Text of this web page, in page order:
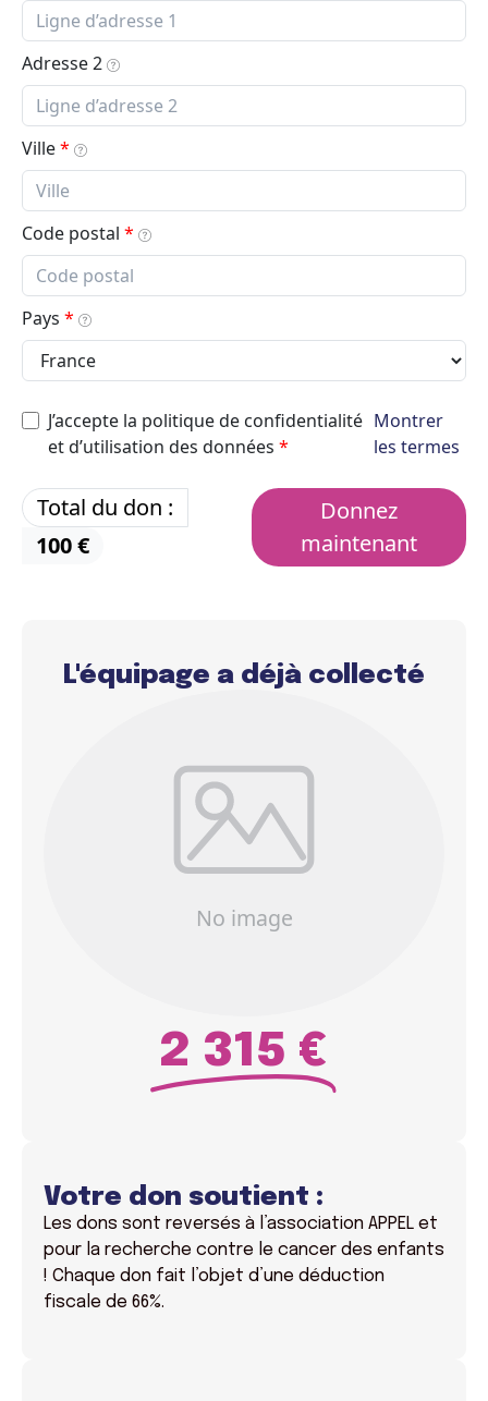
L'équipage a déjà collecté
2 315 €
Votre don soutient :
Les dons sont reversés à l’association APPEL et
pour la recherche contre le cancer des enfants
! Chaque don fait l’objet d’une déduction
fiscale de 66%.